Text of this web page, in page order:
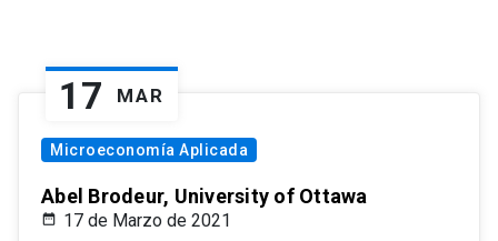
17 MAR
Microeconomía Aplicada
Abel Brodeur, University of Ottawa
17 de Marzo de 2021